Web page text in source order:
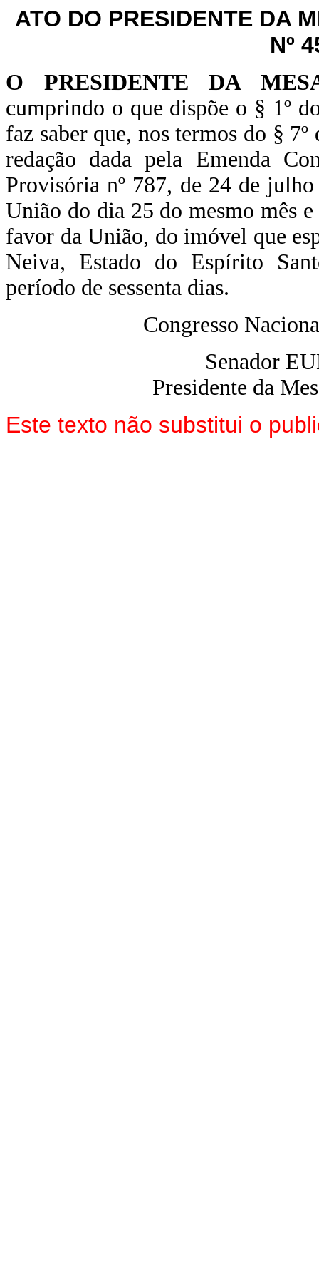
ATO DO PRESIDENTE DA
Nº
O PRESIDENTE DA
cumprindo o que dispõe o § 1º
faz saber que, nos termos do §
redação dada pela Emenda
Provisória nº 787, de 24 de
União do dia 25 do mesmo mês
favor da União, do imóvel que
Neiva, Estado do Espírito
período de sessenta dias.
Congresso
Senador
Presidente da
Este texto não substitui o